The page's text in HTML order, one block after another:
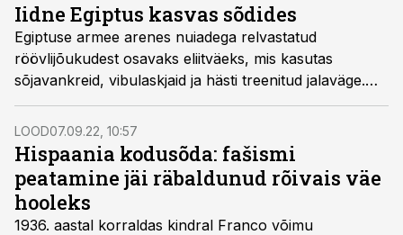
Iidne Egiptus kasvas sõdides
Egiptuse armee arenes nuiadega relvastatud
röövlijõukudest osavaks eliitväeks, mis kasutas
sõjavankreid, vibulaskjaid ja hästi treenitud jalaväge.
Armee vallutas üha uusi territooriume ja haaras
võõraid kullakaevandusi ning Egiptusest sai suurriik.
LOOD07.09.22, 10:57
Hispaania kodusõda: fašismi
peatamine jäi räbaldunud rõivais väe
hooleks
1936. aastal korraldas kindral Franco võimu